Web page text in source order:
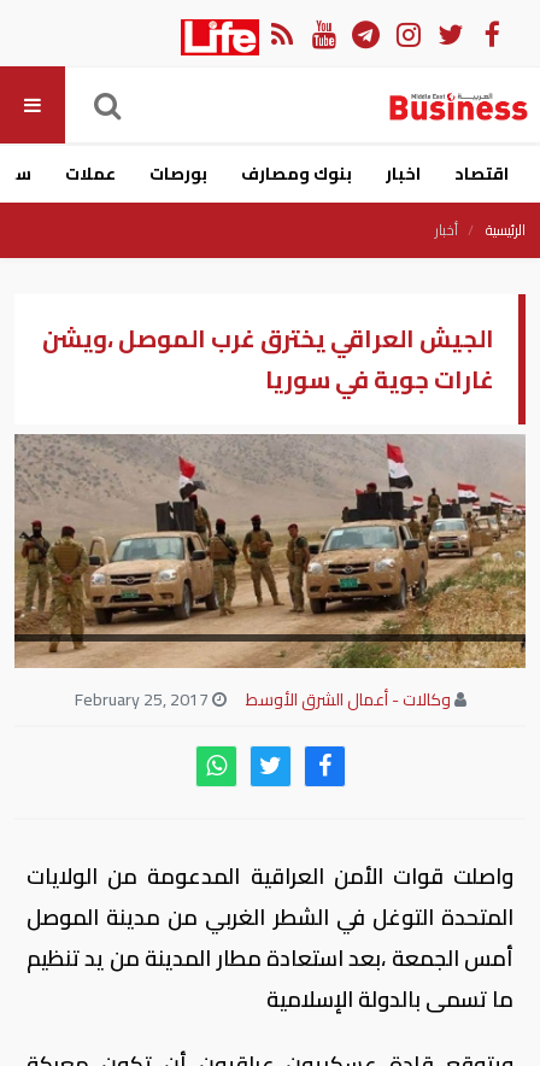
اقتصاد اخبار بنوك ومصارف بورصات عملات
الرئيسية أخبار
الجيش العراقي يخترق غرب الموصل ،ويشن
غارات جوية في سوريا
وكالات - أعمال الشرق الأوسط
واصلت قوات الأمن العراقية المدعومة من الولايات
المتحدة التوغل في الشطر الغربي من مدينة الموصل
أمس الجمعة ،بعد استعادة مطار المدينة من يد تنظيم
ما تسمى بالدولة الإسلامية